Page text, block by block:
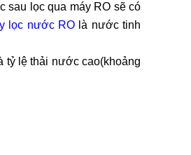
sau lọc qua máy RO sẽ có
lọc nước ROlà nước tinh
tỷ lệ thải nước cao(khoảng